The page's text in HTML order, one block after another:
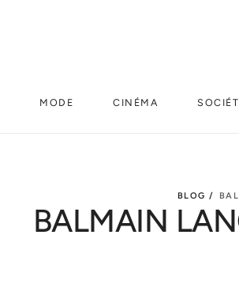
MODE CINÉMA
BLOG /
BALMAIN